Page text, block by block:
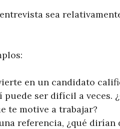
sea
en un candidato
puede ser difícil a veces.
te motive a trabajar?
referencia, ¿qué dirían